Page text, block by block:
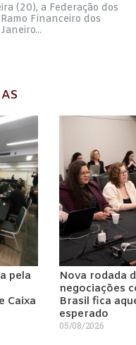
(20), a Federação dos
Financeiro dos
pela
Caixa
Nova rodada
negociações
Brasil fica
esperado
05/08/2026